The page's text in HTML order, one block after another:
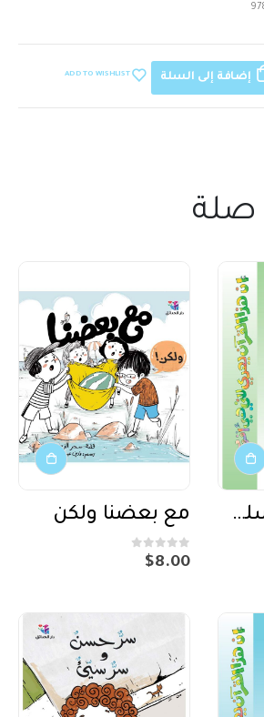
إضافة إلى السلة ADD TO WISHLIST
صلة
القرآن كتابي (سلسلة تفسير للناشئة) 3 مع بعضنا ولكن
0
out of 5
$8.00